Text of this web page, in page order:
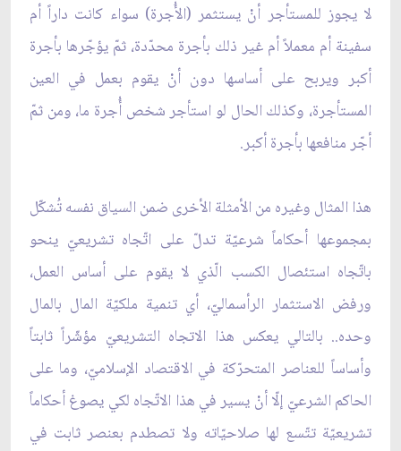
لا يجوز للمستأجر أنْ يستثمر (الأُجرة) سواء كانت داراً أم
سفينة أم معملاً أم غير ذلك بأجرة محدّدة، ثمّ يؤجّرها بأجرة
أكبر ويربح على أساسها دون أنْ يقوم بعمل في العين
المستأجرة، وكذلك الحال لو استأجر شخص أُجرة ما، ومن ثمّ
أجّر منافعها بأجرة أكبر.
هذا المثال وغيره من الأمثلة الأخرى ضمن السياق نفسه تُشكّل
بمجموعها أحكاماً شرعيّة تدلّ على اتّجاه تشريعيّ ينحو
باتّجاه استئصال الكسب الّذي لا يقوم على أساس العمل،
ورفض الاستثمار الرأسماليّ، أي تنمية ملكيّة المال بالمال
وحده.. بالتالي يعكس هذا الاتجاه التشريعيّ مؤشّراً ثابتاً
وأساساً للعناصر المتحرّكة في الاقتصاد الإسلاميّ، وما على
الحاكم الشرعيّ إلّا أنْ يسير في هذا الاتّجاه لكي يصوغ أحكاماً
تشريعيّة تتّسع لها صلاحيّاته ولا تصطدم بعنصر ثابت في